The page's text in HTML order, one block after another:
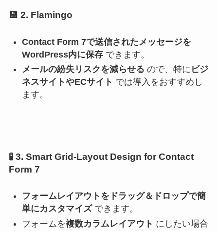
💾 2. Flamingo
Contact Form 7で送信されたメッセージを
WordPress内に保存できます。
メールの紛失リスクを減らせる ので、特に ビジ
ネスサイトやECサイト では導入をおすすめし
ます。
🧪 3. Smart Grid-Layout Design for Contact
Form 7
フォームレイアウトをドラッグ＆ドロップで簡
単にカスタマイズできます。
フォームを複数カラムレイアウト にしたい場合